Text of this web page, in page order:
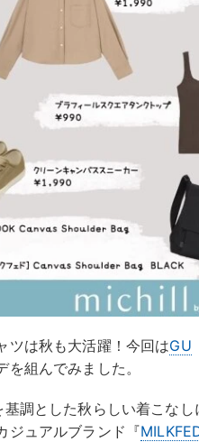
ツは秋も大活躍！今回はGU
組んでみました。
調とした秋らしい着こな
ジュアルブランド『